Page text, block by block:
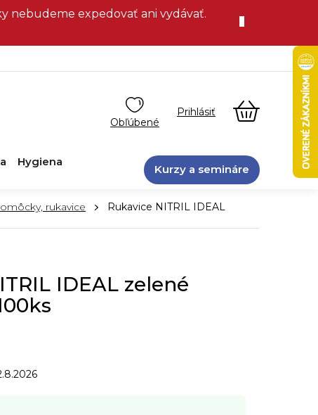
nebudeme expedovať ani vydávať.
NÁKUPNÝ
KOŠÍK
Hygiena
Kurzy a semináre
rukavice
Rukavice NITRIL IDEAL
IDEAL zelené